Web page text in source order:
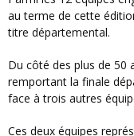
au terme de cette
titre départemental.
Du côté des plus de 50 ans, l’US Gosné se distingue en
remportant la finale
face à trois autres
Ces deux équipes représenteront le district 35 lors de la phase